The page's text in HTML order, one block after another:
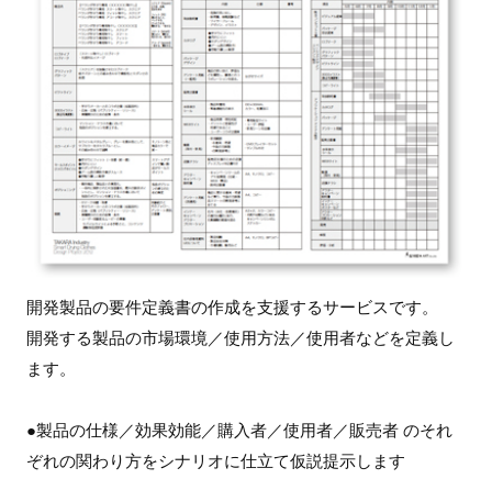
開発製品の要件定義書の作成を支援するサービスです。
開発する製品の市場環境／使用方法／使用者などを定義し
ます。
●製品の仕様／効果効能／購入者／使用者／販売者 のそれ
ぞれの関わり方をシナリオに仕立て仮説提示します